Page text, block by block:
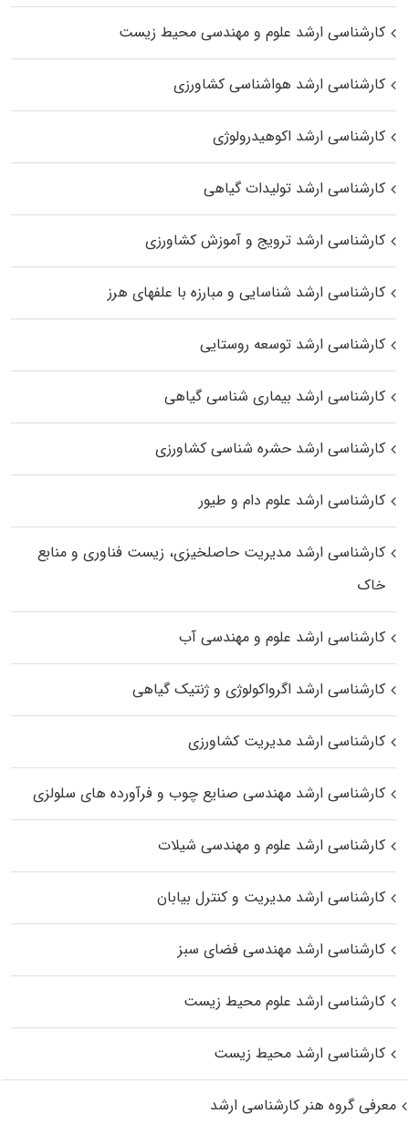
کارشناسی ارشد علوم و مهندسی محیط زیست
کارشناسی ارشد هواشناسی کشاورزی
کارشناسی ارشد اکوهیدرولوژی
کارشناسی ارشد تولیدات گیاهی
کارشناسی ارشد ترویج و آموزش کشاورزی
کارشناسی ارشد شناسایی و مبارزه با علفهای هرز
کارشناسی ارشد توسعه روستایی
کارشناسی ارشد بیماری‌ شناسی گیاهی
کارشناسی ارشد حشره‌ شناسی کشاورزی
کارشناسی ارشد علوم دام و طیور
کارشناسی ارشد مدیریت حاصلخیزی، زیست فناوری و منابع
خاک
کارشناسی ارشد علوم و مهندسی آب
کارشناسی ارشد اگرواکولوژی و ژنتیک گیاهی
کارشناسی ارشد مدیریت کشاورزی
کارشناسی ارشد مهندسی صنایع چوب و فرآورده‌ های سلولزی
کارشناسی ارشد علوم و مهندسی شیلات
کارشناسی ارشد مدیریت و کنترل بیابان
کارشناسی ارشد مهندسی فضای سبز
کارشناسی ارشد علوم محیط‌ زیست
کارشناسی ارشد محیط زیست
معرفی گروه هنر کارشناسی ارشد